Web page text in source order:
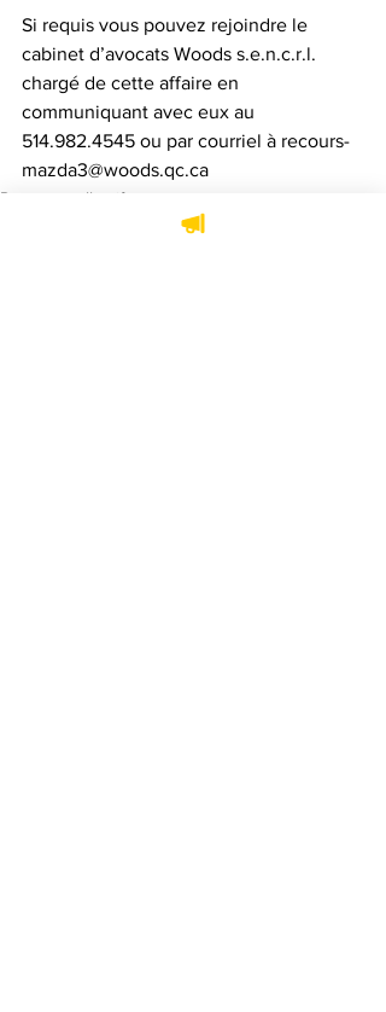
Si requis vous pouvez rejoindre le
cabinet d’avocats Woods s.e.n.c.r.l.
chargé de cette affaire en
communiquant avec eux au
514.982.4545 ou par courriel à recours-
mazda3@woods.qc.ca
Recours collectifs